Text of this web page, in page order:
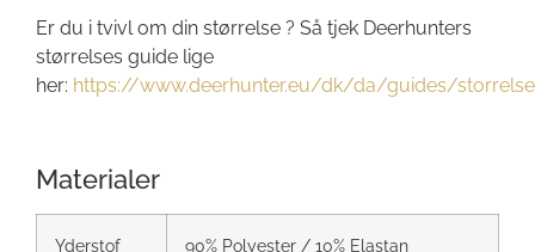
Er du i tvivl om din størrelse ? Så tjek Deerhunters
størrelses guide lige
her: https://www.deerhunter.eu/dk/da/guides/
Materialer
Yderstof 90% Polyester / 10% Elastan